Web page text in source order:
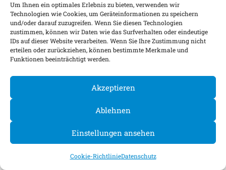
Um Ihnen ein optimales Erlebnis zu bieten, verwenden wir
Technologien wie Cookies, um Geräteinformationen zu speichern
und/oder darauf zuzugreifen. Wenn Sie diesen Technologien
zustimmen, können wir Daten wie das Surfverhalten oder eindeutige
IDs auf dieser Website verarbeiten. Wenn Sie Ihre Zustimmung nicht
erteilen oder zurückziehen, können bestimmte Merkmale und
Funktionen beeinträchtigt werden.
Akzeptieren
Ablehnen
Einstellungen ansehen
Cookie-RichtlinieDatenschutz